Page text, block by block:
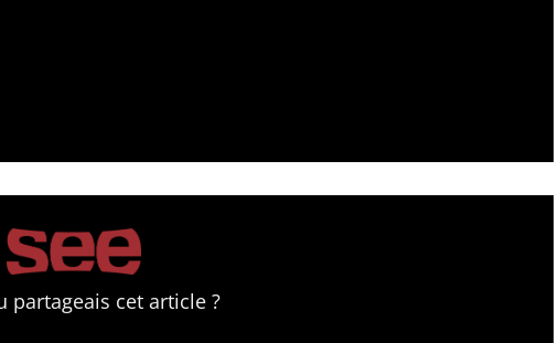
partageais cet article ?